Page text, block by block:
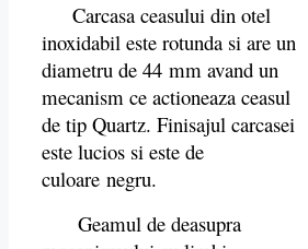
Carcasa ceasului din otel
inoxidabil este rotunda si are un
diametru de 44 mm avand un
mecanism ce actioneaza ceasul
de tip Quartz. Finisajul carcasei
este lucios si este de
culoare negru.
Geamul de deasupra